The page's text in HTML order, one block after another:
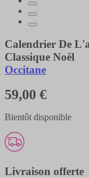
Calendrier De
Classique Noël
Occitane
59,00 €
Bientôt disponible
Livraison offerte